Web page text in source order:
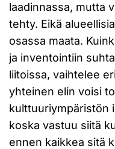
laadinnassa, mutta
tehty. Eikä
osassa maata.
ja inventointiin
liitoissa, vaihtelee
yhteinen elin voisi
kulttuuriympäristön
koska vastuu siitä
ennen kaikkea sitä